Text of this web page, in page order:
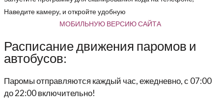
Наведите камеру, и откройте удобную
МОБИЛЬНУЮ ВЕРСИЮ САЙТА
Расписание движения паромов и
автобусов:
Паромы отправляются каждый час, ежедневно, с 07:00
до 22:00 включительно!